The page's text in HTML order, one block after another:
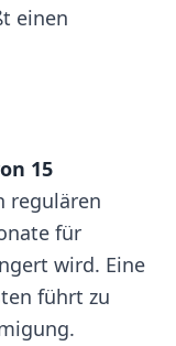
einen
15
regulären
für
wird. Eine
führt zu